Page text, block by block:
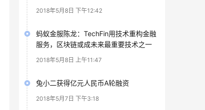
2018年5月8日 下午12:42
蚂蚁金服陈龙：TechFin用技术重构金融
服务，区块链或成未来最重要技术之一
2018年5月8日 上午11:47
兔小二获得亿元人民币A轮融资
2018年5月7日 下午3:18